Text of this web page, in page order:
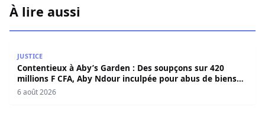
À lire aussi
JUSTICE
Contentieux à Aby’s Garden : Des soupçons sur 420
millions F CFA, Aby Ndour inculpée pour abus de biens
sociaux
6 août 2026